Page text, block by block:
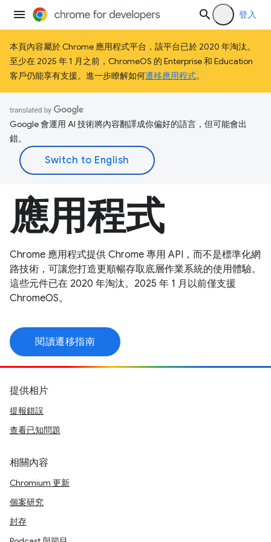
登入
本頁內容屬於 Chrome 應用程式平台，該平台已於 2020 年淘汰。
至少在 2025 年 1 月之前，ChromeOS 的 Enterprise 和 Education
客戶仍能享有支援。進一步瞭解如何遷移應用程式。
Google 會運用 AI 技術將內容翻譯成你偏好的語言，但可能會出
錯。
應用程式
Chrome 應用程式提供 Chrome 專用 API，而不是標準化網
路技術，可讓您打造更順暢存取底層作業系統的使用體驗。
這些元件已在 2020 年淘汰。2025 年 1 月以前僅支援
ChromeOS。
閱讀遷移指南
提供相片
提報錯誤
查看已知問題
相關內容
Chromium 更新
個案研究
封存